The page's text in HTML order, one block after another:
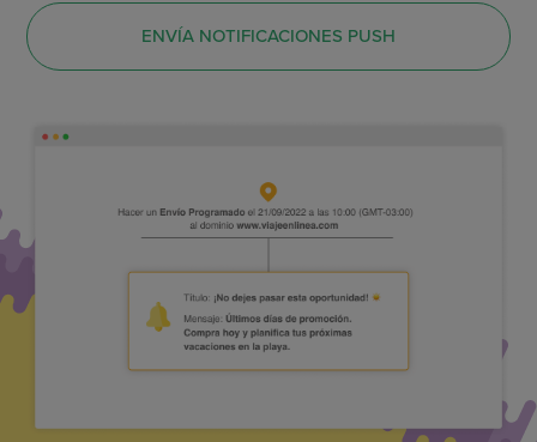
ENVÍA NOTIFICACIONES PUSH